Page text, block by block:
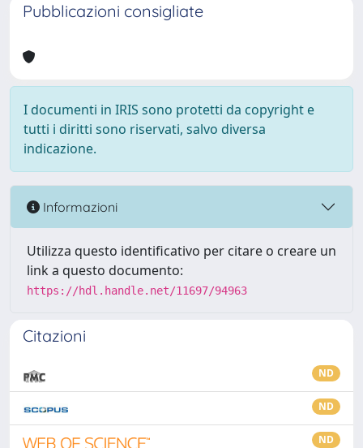
Pubblicazioni consigliate
I documenti in IRIS sono protetti da copyright e
tutti i diritti sono riservati, salvo diversa
indicazione.
Informazioni
Utilizza questo identificativo per citare o creare un
link a questo documento:
https://hdl.handle.net/11697/94963
Citazioni
ND
ND
ND